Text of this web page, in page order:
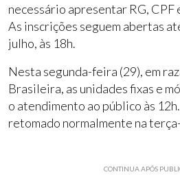
necessário apresentar RG,
As inscrições seguem abertas
julho, às 18h.
Nesta segunda-feira (29), em
Brasileira, as unidades fixas e
o atendimento ao público às
retomado normalmente na
CONTINUA APÓS